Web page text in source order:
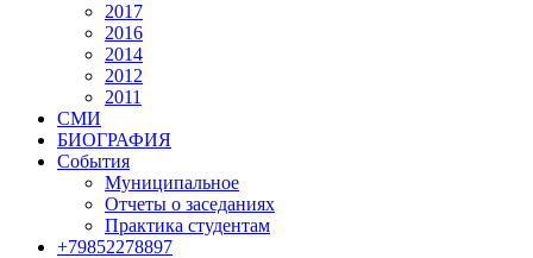
2017
2016
2014
2012
2011
СМИ
БИОГРАФИЯ
События
Муниципальное
Отчеты о заседаниях
Практика студентам
+79852278897